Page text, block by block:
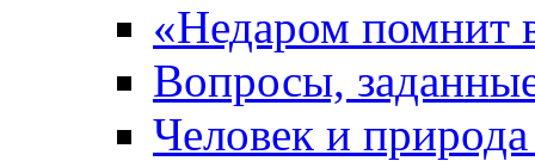
«Недаром помнит
Вопросы,
Человек и